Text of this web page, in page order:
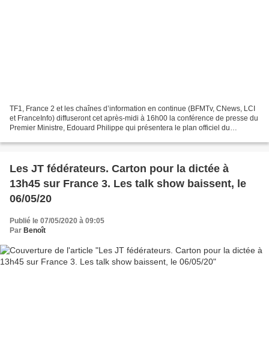
TF1, France 2 et les chaînes d’information en continue (BFMTv, CNews, LCI
et FranceInfo) diffuseront cet après-midi à 16h00 la conférence de presse du
Premier Ministre, Edouard Philippe qui présentera le plan officiel du
Les JT fédérateurs. Carton pour la dictée à
13h45 sur France 3. Les talk show baissent, le
06/05/20
Publié le 07/05/2020 à 09:05
Par Benoît